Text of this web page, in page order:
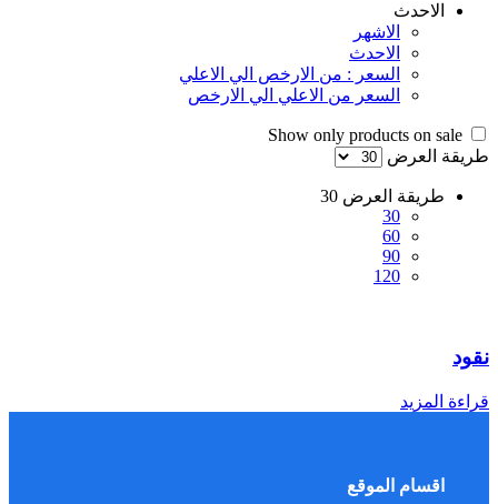
الاحدث
الاشهر
الاحدث
السعر : من الارخص الي الاعلي
السعر من الاعلي الي الارخص
طريقة العرض
طريقة العرض 30
30
60
90
120
نقود
قراءة المزيد
اقسام الموقع